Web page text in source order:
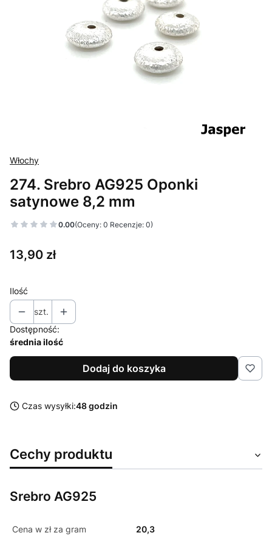
Włochy
274. Srebro AG925 Oponki
satynowe 8,2 mm
0.00(Oceny: 0 Recenzje: 0)
Cena
13,90 zł
Ilość
szt.
Dostępność:
średnia ilość
Dodaj do koszyka
Czas wysyłki:48 godzin
Cechy produktu
Srebro AG925
Cena w zł za gram 20,3